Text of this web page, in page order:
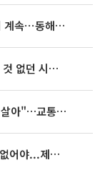
[내일 날씨] 폭염 한풀 꺾여도 무더위 계속⋯동해안 이틀 연속 비
임영웅, 어느덧 데뷔 10주년⋯"가진 것 없던 시절, 내 앞엔 20명의 팬뿐"
'굿 윌 헌팅' 배우 "기아 EV2 덕분에 살아"…교통사고 후 안전성 극찬
李대통령 “청년이 결혼 망설이는 일 없어야...제도상 불이익 조사”